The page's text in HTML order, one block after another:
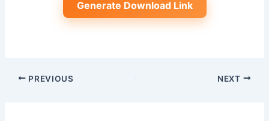
Generate Download Link
PREVIOUS NEXT